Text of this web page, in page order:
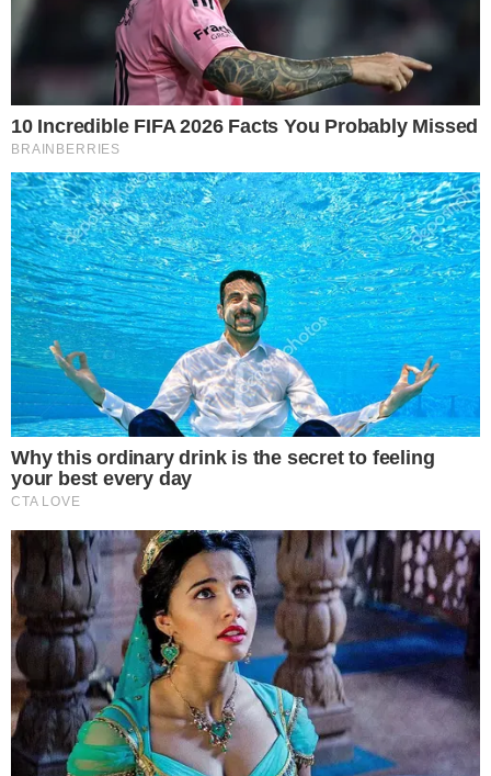
4 พวงมาลัย เน้นใช้เป็นด อ ก ดาวเรือง และพวงมาลัยเจ็ดสีเจ็ดศอก
5 ธูป